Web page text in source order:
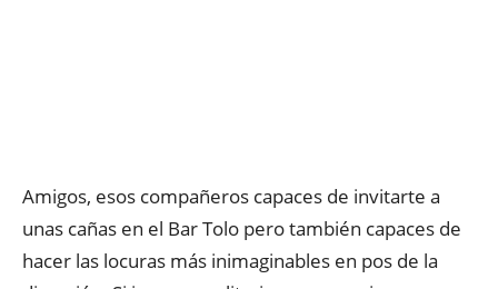
Amigos, esos compañeros capaces de invitarte a
unas cañas en el Bar Tolo pero también capaces de
hacer las locuras más inimaginables en pos de la